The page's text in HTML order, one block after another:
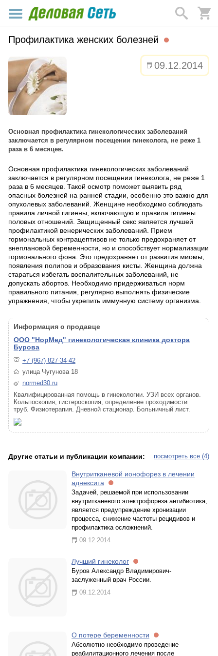
Профилактика женских болезней
09.12.2014
Основная профилактика гинекологических заболеваний
заключается в регулярном посещении гинеколога, не реже 1
раза в 6 месяцев.
Основная профилактика гинекологических заболеваний
заключается в регулярном посещении гинеколога, не реже 1
раза в 6 месяцев. Такой осмотр поможет выявить ряд
опасных болезней на ранней стадии, особенно это важно для
опухолевых заболеваний. Женщине необходимо соблюдать
правила личной гигиены, включающую и правила гигиены
половых отношений. Защищенный секс является лучшей
профилактикой венерических заболеваний. Прием
гормональных контрацептивов не только предохраняет от
внеплановой беременности, но и способствует нормализации
гормонального фона. Это предохраняет от развития миомы,
появления полипов и образования кисты. Женщина должна
стараться избегать воспалительных заболеваний, не
допускать абортов. Необходимо придерживаться норм
правильного питания, регулярно выполнять физические
упражнения, чтобы укрепить иммунную систему организма.
Информация о продавце
ООО "НорМед" гинекологическая клиника доктора
Бурова
+7 (967) 827-34-42
улица Чугунова 18
normed30.ru
Квалифицированная помощь в гинекологии. УЗИ всех органов.
Кольпоскопия, гистероскопия, определение проходимости
труб. Физиотерапия. Дневной стационар. Больничный лист.
посмотреть все (4)
Другие статьи и публикации компании:
Внутритканевой ионофорез в лечении
аднексита
Задачей, решаемой при использовании
внутритканевого электрофореза антибиотика,
является предупреждение хронизации
процесса, снижение частоты рецидивов и
профилактика осложнений.
09.12.2014
Лучший гинеколог
Буров Александр Владимирович-
заслуженный врач России.
09.12.2014
О потере беременности
Абсолютно необходимо проведение
реабилитационного лечения после